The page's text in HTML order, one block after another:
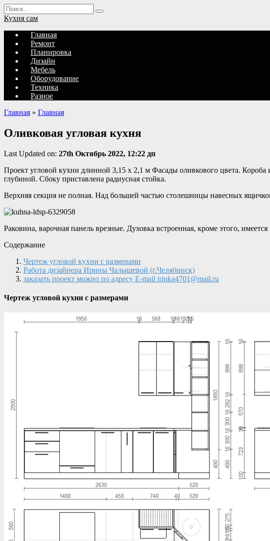
Перейти
к
содержанию
Search
for:
Кухня сам
Главная
Ремонт
Планировка
Дизайн
Мебель
Оборудование
Техника
Разное
Главная » Главная
Оливковая угловая кухня
Last Updated on: 27th Октябрь 2022, 12:22 дп
Проект угловой кухни длинной 3,15 х 2,1 м Фасады оливкового цвета.
глубиной. Сбоку приставлена радиусная стойка.
Верхняя секция не полная. Над большей частью столешницы навесных
Раковина, варочная панель врезные. Духовка встроенная, кроме этого,
Содержание
Чертеж угловой кухни с размерами
Работа дизайнера Ирины Чалышевой (г.Челябинск)
заказать проект можно по адресу E-mail irinka4701@mail.ru
Чертеж угловой кухни с размерами